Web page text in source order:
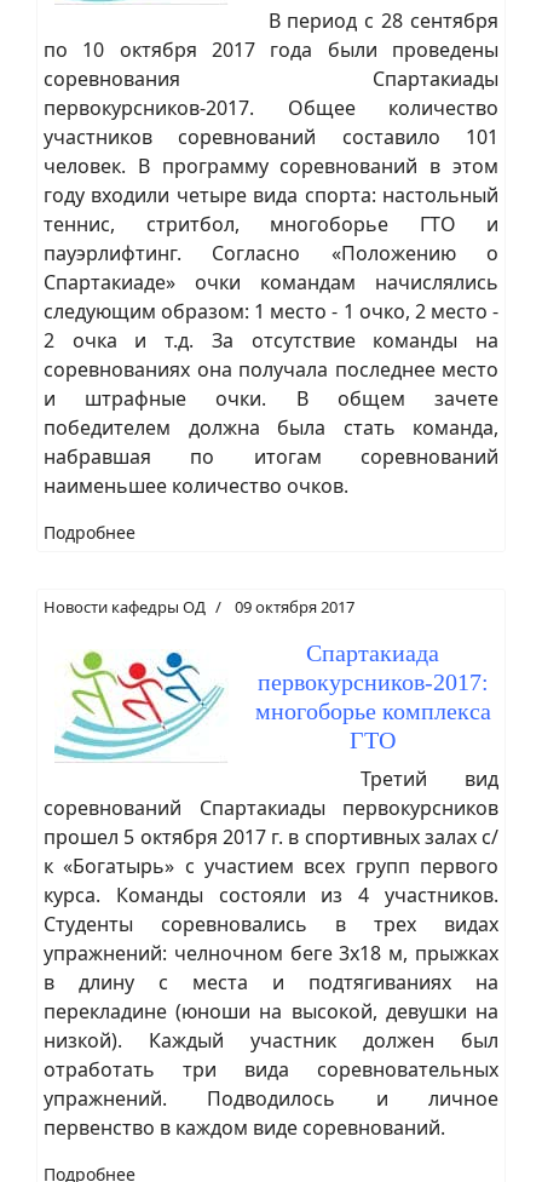
В период с 28 сентября
по 10 октября 2017 года были проведены
соревнования Спартакиады
первокурсников-2017. Общее количество
участников соревнований составило 101
человек. В программу соревнований в этом
году входили четыре вида спорта: настольный
теннис, стритбол, многоборье ГТО и
пауэрлифтинг. Согласно «Положению о
Спартакиаде» очки командам начислялись
следующим образом: 1 место - 1 очко, 2 место -
2 очка и т.д. За отсутствие команды на
соревнованиях она получала последнее место
и штрафные очки. В общем зачете
победителем должна была стать команда,
набравшая по итогам соревнований
наименьшее количество очков.
Подробнее
Новости кафедры ОД 09 октября 2017
Спартакиада
первокурсников-2017:
многоборье комплекса
ГТО
Третий вид
соревнований Спартакиады первокурсников
прошел 5 октября 2017 г. в спортивных залах с/
к «Богатырь» с участием всех групп первого
курса. Команды состояли из 4 участников.
Студенты соревновались в трех видах
упражнений: челночном беге 3х18 м, прыжках
в длину с места и подтягиваниях на
перекладине (юноши на высокой, девушки на
низкой). Каждый участник должен был
отработать три вида соревновательных
упражнений. Подводилось и личное
первенство в каждом виде соревнований.
Подробнее